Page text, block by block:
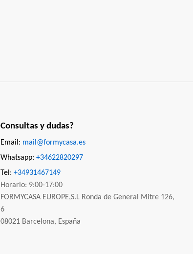
Consultas y dudas?
Email: mail@formycasa.es
Whatsapp: +34622820297
Tel: +34931467149
Horario: 9:00-17:00
FORMYCASA EUROPE,S.L Ronda de General Mitre 126,
6
08021 Barcelona, España